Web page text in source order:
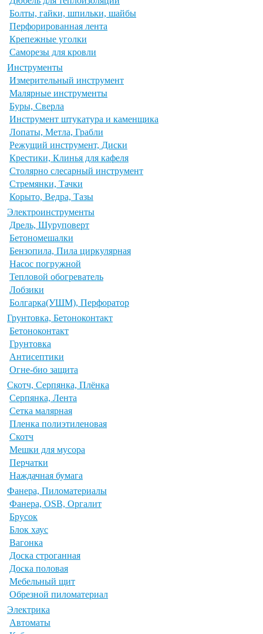
Болты, гайки, шпильки, шайбы
Перфорированная лента
Крепежные уголки
Саморезы для кровли
Инструменты
Измерительный инструмент
Малярные инструменты
Буры, Сверла
Инструмент штукатура и каменщика
Лопаты, Метла, Грабли
Режущий инструмент, Диски
Крестики, Клинья для кафеля
Столярно слесарный инструмент
Стремянки, Тачки
Корыто, Ведра, Тазы
Электроинструменты
Дрель, Шуруповерт
Бетономешалки
Бензопила, Пила циркулярная
Насос погружной
Тепловой обогреватель
Лобзики
Болгарка(УШМ), Перфоратор
Грунтовка, Бетоноконтакт
Бетоноконтакт
Грунтовка
Антисептики
Огне-био защита
Скотч, Серпянка, Плёнка
Серпянка, Лента
Сетка малярная
Пленка полиэтиленовая
Скотч
Мешки для мусора
Перчатки
Наждачная бумага
Фанера, Пиломатериалы
Фанера, OSB, Оргалит
Брусок
Блок хаус
Вагонка
Доска строганная
Доска половая
Мебельный щит
Обрезной пиломатериал
Электрика
Автоматы